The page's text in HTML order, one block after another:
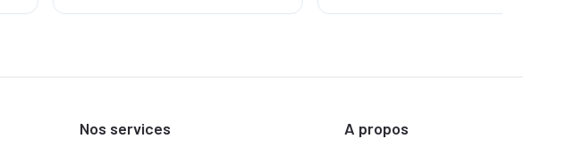
Nos services A propos